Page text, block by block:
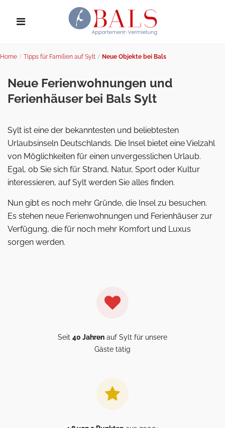
Home Tipps für Familien auf Sylt Neue Objekte bei Bals
Neue Ferienwohnungen und
Ferienhäuser bei Bals Sylt
Sylt ist eine der bekanntesten und beliebtesten
Urlaubsinseln Deutschlands. Die Insel bietet eine Vielzahl
von Möglichkeiten für einen unvergesslichen Urlaub.
Egal, ob Sie sich für Strand, Natur, Sport oder Kultur
interessieren, auf Sylt werden Sie alles finden.
Nun gibt es noch mehr Gründe, die Insel zu besuchen.
Es stehen neue Ferienwohnungen und Ferienhäuser zur
Verfügung, die für noch mehr Komfort und Luxus
sorgen werden.
Seit 40 Jahren auf Sylt für unsere
Gäste tätig